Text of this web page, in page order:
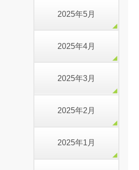
2025年5月
2025年4月
2025年3月
2025年2月
2025年1月